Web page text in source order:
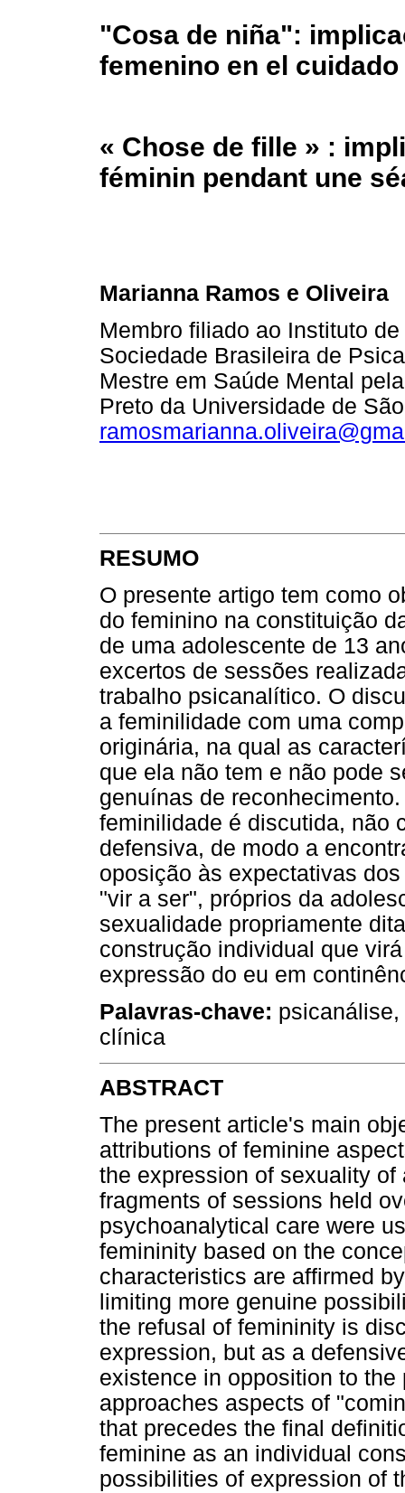
"Cosa de niña":
femenino en el
« Chose de fille » :
féminin pendant une
Marianna Ramos e Oliveira
Membro filiado ao Instituto
Sociedade Brasileira de
Mestre em Saúde Mental
Preto da Universidade de
RESUMO
O presente artigo tem como
do feminino na constituição
de uma adolescente de 13
excertos de sessões
trabalho psicanalítico. O
a feminilidade com uma
originária, na qual as
que ela não tem e não pode
genuínas de
feminilidade é discutida, não
defensiva, de modo a
oposição às expectativas
"vir a ser", próprios da
sexualidade propriamente
construção individual que
expressão do eu em
Palavras-chave:
clínica
ABSTRACT
The present article's main
attributions of feminine
the expression of sexuality
fragments of sessions held
psychoanalytical care were
femininity based on the
characteristics are affirmed
limiting more genuine
the refusal of femininity is
expression, but as a
existence in opposition to
approaches aspects of
that precedes the final
feminine as an individual
possibilities of expression of